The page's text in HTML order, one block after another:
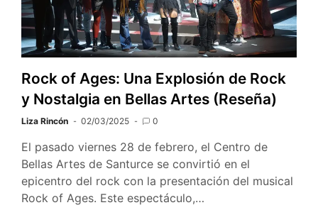
Rock of Ages: Una Explosión de Rock
y Nostalgia en Bellas Artes (Reseña)
Liza Rincón 02/03/2025 0
El pasado viernes 28 de febrero, el Centro de
Bellas Artes de Santurce se convirtió en el
epicentro del rock con la presentación del musical
Rock of Ages. Este espectáculo,…